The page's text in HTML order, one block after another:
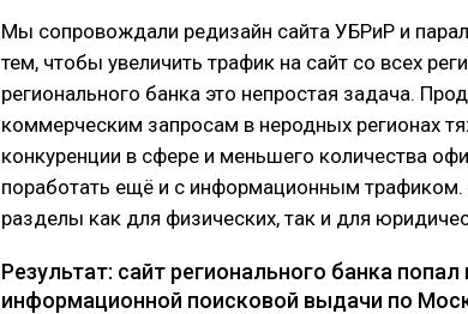
Мы сопровождали редизайн сайта УБРиР и
тем, чтобы увеличить трафик на сайт со всех
регионального банка это непростая задача.
коммерческим запросам в неродных регионах
конкуренции в сфере и меньшего количества
поработать ещё и с информационным трафиком.
разделы как для физических, так и для
Результат: сайт регионального банка попал
информационной поисковой выдачи по